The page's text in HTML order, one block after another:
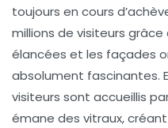
toujours en cours
millions de visiteurs grâce
élancées et les façades
absolument fascinantes.
visiteurs sont accueillis
émane des vitraux,